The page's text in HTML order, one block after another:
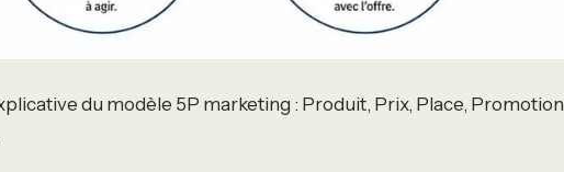
du modèle 5P marketing : Produit, Prix, Place, Promotion